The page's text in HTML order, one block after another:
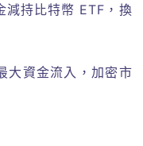
減持比特幣 ETF，換
大資金流入，加密市